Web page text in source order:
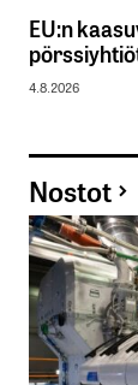
EU:n
4.8.2026
Nostot